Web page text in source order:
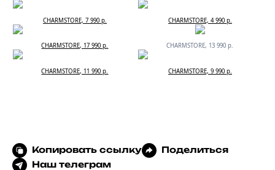
CHARMSTORE, 7 990 р. CHARMSTORE, 4 990 р.
CHARMSTORE, 17 990 р. CHARMSTORE, 13 990 р.
CHARMSTORE, 11 990 р. CHARMSTORE, 9 990 р.
Копировать ссылку
Поделиться
Наш телеграм